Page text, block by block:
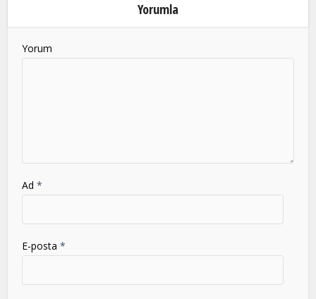
Yorumla
Yorum
Ad*
E-posta*